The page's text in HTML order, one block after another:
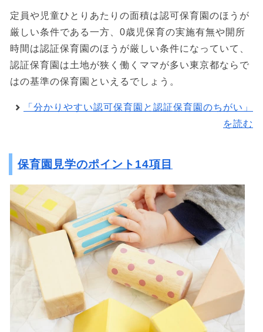
定員や児童ひとりあたりの面積は認可保育園のほうが
厳しい条件である一方、0歳児保育の実施有無や開所
時間は認証保育園のほうが厳しい条件になっていて、
認証保育園は土地が狭く働くママが多い東京都ならで
はの基準の保育園といえるでしょう。
「分かりやすい認可保育園と認証保育園のちがい」
を読む
保育園見学のポイント14項目